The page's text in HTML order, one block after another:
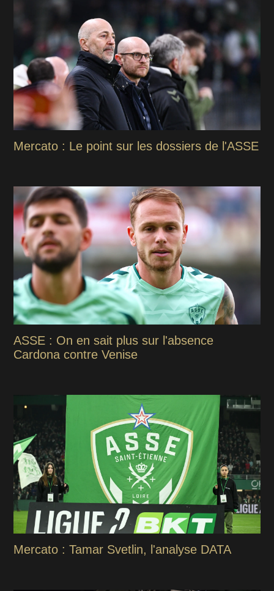
Mercato : Le point sur les dossiers de l'ASSE
ASSE : On en sait plus sur l'absence
Cardona contre Venise
Mercato : Tamar Svetlin, l'analyse DATA